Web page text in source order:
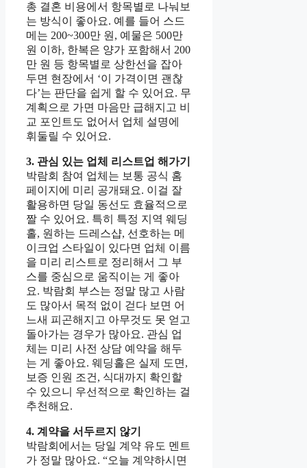
총 결혼 비용에서 항목별로 나눠보
는 방식이 좋아요. 예를 들어 스드
메는 200~300만 원, 예물은 500만
원 이하, 한복은 양가 포함해서 200
만 원 등 항목별로 상한선을 잡아
두면 현장에서 ‘이 가격이면 괜찮
다’는 판단을 쉽게 할 수 있어요. 무
계획으로 가면 마음만 급해지고 비
교 포인트도 없어서 업체 설명에
휘둘릴 수 있어요.
3. 관심 있는 업체 리스트업 해가기
박람회 참여 업체는 보통 공식 홈
페이지에 미리 공개돼요. 이걸 잘
활용하면 당일 동선도 효율적으로
짤 수 있어요. 특히 특정 지역 웨딩
홀, 원하는 드레스샵, 선호하는 메
이크업 스타일이 있다면 업체 이름
을 미리 리스트로 정리해서 그 부
스를 중심으로 움직이는 게 좋아
요. 박람회 부스는 정말 많고 사람
도 많아서 목적 없이 걷다 보면 어
느새 피곤해지고 아무것도 못 얻고
돌아가는 경우가 많아요. 관심 업
체는 미리 사전 상담 예약을 해두
는 게 좋아요. 웨딩홀은 실제 도면,
보증 인원 조건, 식대까지 확인할
수 있으니 우선적으로 확인하는 걸
추천해요.
4. 계약을 서두르지 않기
박람회에서는 당일 계약 유도 멘트
가 정말 많아요. “오늘 계약하시면